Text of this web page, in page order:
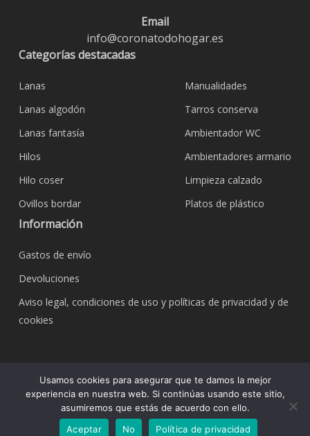
Email
info@coronatodohogar.es
Categorías destacadas
Lanas
Lanas algodón
Lanas fantasía
Hilos
Hilo coser
Ovillos bordar
Manualidades
Tarros conserva
Ambientador WC
Ambientadores armario
Limpieza calzado
Platos de plástico
Información
Gastos de envío
Devoluciones
Aviso legal, condiciones de uso y políticas de privacidad y de
cookies
© 2026 Bazar Corona Todo Hogar. Todos los
derechos reservados.
Usamos cookies para asegurar que te damos la mejor
experiencia en nuestra web. Si continúas usando este sitio,
asumiremos que estás de acuerdo con ello.
Aceptar
No Política de privacidad